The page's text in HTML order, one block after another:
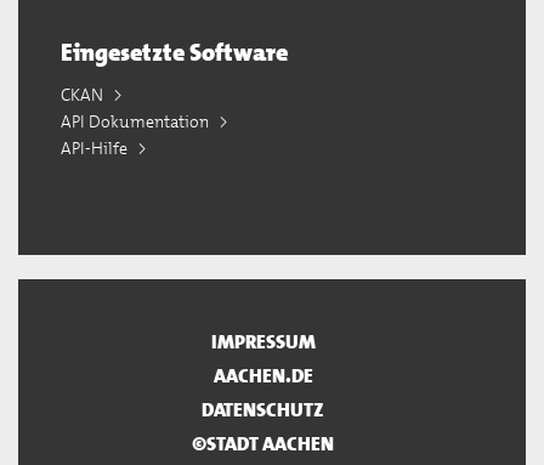
Eingesetzte Software
CKAN
API Dokumentation
API-Hilfe
IMPRESSUM
AACHEN.DE
DATENSCHUTZ
©STADT AACHEN